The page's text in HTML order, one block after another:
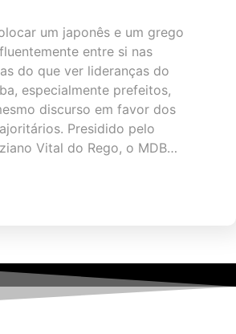
um japonês e um grego
entre si nas
do que ver lideranças do
especialmente prefeitos,
discurso em favor dos
Presidido pelo
Vital do Rego, o MDB…